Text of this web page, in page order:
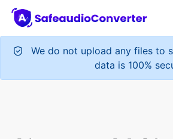
We do not upload any files to
data is 100%